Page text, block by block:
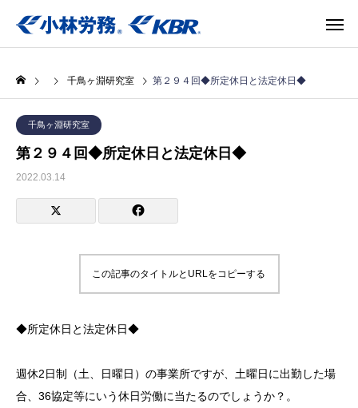
千鳥ヶ淵研究室 第２９４回◆所定休日と法定休日◆
千鳥ヶ淵研究室
第２９４回◆所定休日と法定休日◆
2022.03.14
この記事のタイトルとURLをコピーする
◆所定休日と法定休日◆
週休2日制（土、日曜日）の事業所ですが、土曜日に出勤した場
合、36協定等にいう休日労働に当たるのでしょうか？。